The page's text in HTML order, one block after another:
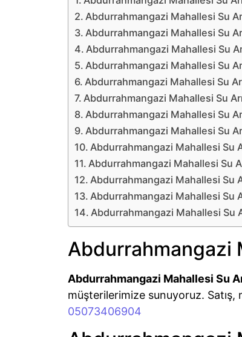
Abdurrahmangazi Mahallesi Su
Abdurrahmangazi Mahallesi Su
Abdurrahmangazi Mahallesi Su
Abdurrahmangazi Mahallesi Su
Abdurrahmangazi Mahallesi Su
Abdurrahmangazi Mahallesi Su
Abdurrahmangazi Mahallesi Su
Abdurrahmangazi Mahallesi Su
Abdurrahmangazi Mahallesi Su
Abdurrahmangazi Mahallesi Su
Abdurrahmangazi Mahallesi Su
Abdurrahmangazi Mahallesi Su
Abdurrahmangazi Mahallesi Su
Abdurrahmangazi
Abdurrahmangazi Mahallesi Su
müşterilerimize sunuyoruz.
05073406904